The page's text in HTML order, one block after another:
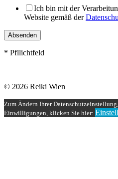
Ich bin mit der
Website gemäß der
Absenden
* Pfllichtfeld
© 2026 Reiki Wien
Zum Ändern Ihrer
Einwilligungen, klicken Sie hier: